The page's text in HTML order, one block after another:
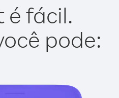
é fácil.
pode: